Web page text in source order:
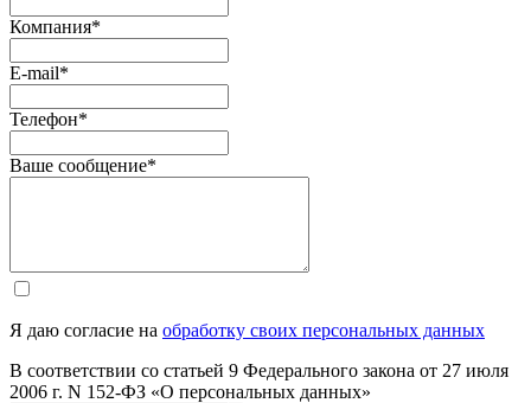
Компания*
E-mail*
Телефон*
Ваше сообщение*
Я даю согласие на обработку своих персональных данных
В соответствии со статьей 9 Федерального закона от 27 июля
2006 г. N 152-ФЗ «О персональных данных»